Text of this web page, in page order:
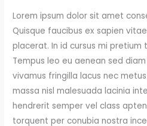
Lorem ipsum dolor sit amet
Quisque faucibus ex sapien
placerat. In id cursus mi pretium
Tempus leo eu aenean sed
vivamus fringilla lacus nec
massa nisl malesuada lacinia
hendrerit semper vel class
torquent per conubia nostra